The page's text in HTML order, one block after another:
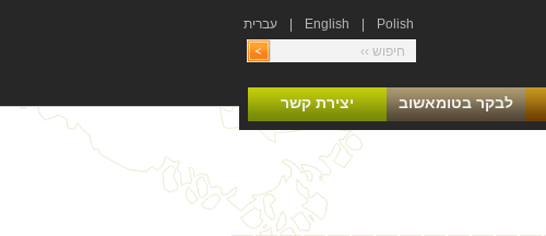
Polish
English עברית
לבקר בטומאשוב יצירת קשר